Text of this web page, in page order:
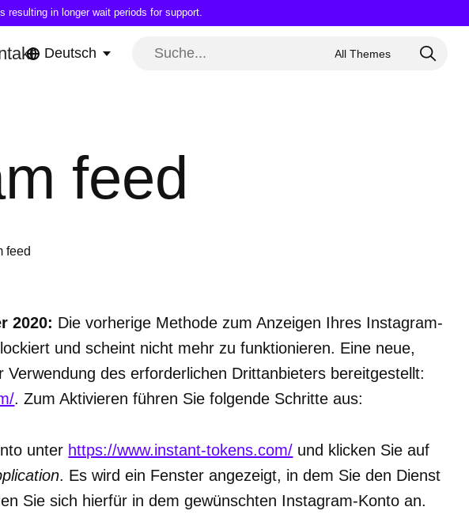
resulting in longer wait periods for support.
Deutsch
feed
feed
2020: Die vorherige Methode zum Anzeigen Ihres Instagram-
und scheint nicht mehr zu funktionieren. Eine neue,
des erforderlichen Drittanbieters bereitgestellt:
. Zum Aktivieren führen Sie folgende Schritte aus:
unter https://www.instant-tokens.com/ und klicken Sie auf
. Es wird ein Fenster angezeigt, in dem Sie den Dienst
Sie sich hierfür in dem gewünschten Instagram-Konto an.